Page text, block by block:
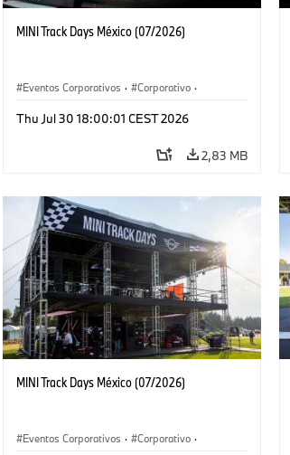
MINI Track Days México (07/2026)
Eventos Corporativos · Corporativo ·
Thu Jul 30 18:00:01 CEST 2026
2,83 MB
MINI Track Days México (07/2026)
Eventos Corporativos · Corporativo ·